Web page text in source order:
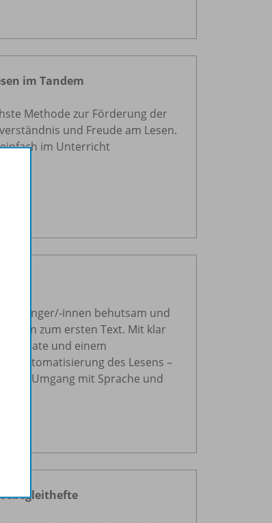
im Tandem
Methode zur Förderung der
und Freude am Lesen.
im Unterricht
innen behutsam und
hin zum ersten Text. Mit klar
und einem
Automatisierung des Lesens –
im Umgang mit Sprache und